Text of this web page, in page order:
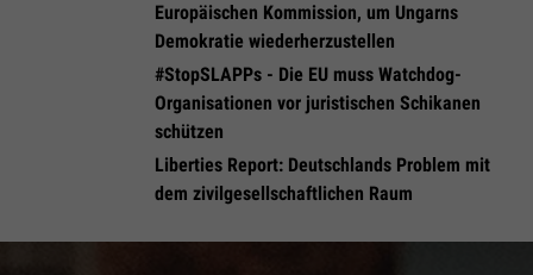
Europäischen Kommission, um Ungarns
Demokratie wiederherzustellen
#StopSLAPPs - Die EU muss Watchdog-
Organisationen vor juristischen Schikanen
schützen
Liberties Report: Deutschlands Problem mit
dem zivilgesellschaftlichen Raum